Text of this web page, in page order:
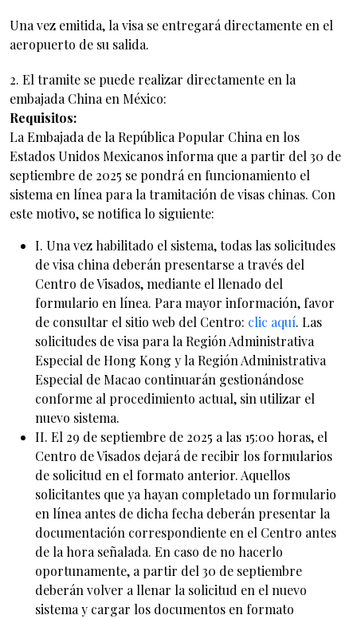
Una vez emitida, la visa se entregará directamente en el
aeropuerto de su salida.
2. El tramite se puede realizar directamente en la
embajada China en México:
Requisitos:
La Embajada de la República Popular China en los
Estados Unidos Mexicanos informa que a partir del 30 de
septiembre de 2025 se pondrá en funcionamiento el
sistema en línea para la tramitación de visas chinas. Con
este motivo, se notifica lo siguiente:
I. Una vez habilitado el sistema, todas las solicitudes
de visa china deberán presentarse a través del
Centro de Visados, mediante el llenado del
formulario en línea. Para mayor información, favor
de consultar el sitio web del Centro: clic aquí. Las
solicitudes de visa para la Región Administrativa
Especial de Hong Kong y la Región Administrativa
Especial de Macao continuarán gestionándose
conforme al procedimiento actual, sin utilizar el
nuevo sistema.
II. El 29 de septiembre de 2025 a las 15:00 horas, el
Centro de Visados dejará de recibir los formularios
de solicitud en el formato anterior. Aquellos
solicitantes que ya hayan completado un formulario
en línea antes de dicha fecha deberán presentar la
documentación correspondiente en el Centro antes
de la hora señalada. En caso de no hacerlo
oportunamente, a partir del 30 de septiembre
deberán volver a llenar la solicitud en el nuevo
sistema y cargar los documentos en formato